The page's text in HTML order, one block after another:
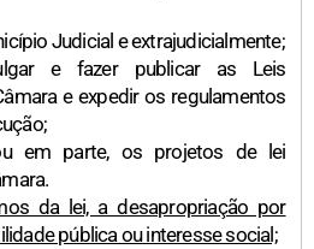
Judicial e extrajudicialmente;
e fazer publicar as Leis
e expedir os regulamentos
em parte, os projetos de lei
da lei, a desapropriação por
pública ou interesse social;